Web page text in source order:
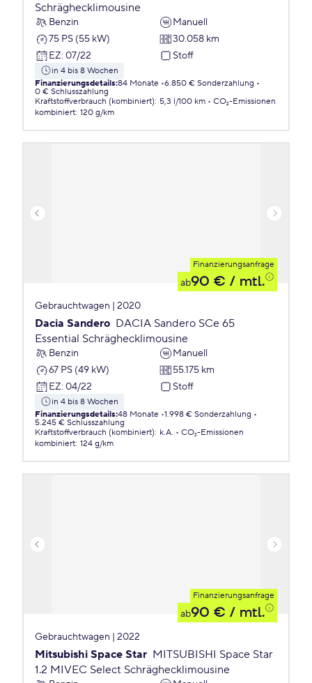
Schräghecklimousine
Benzin
Manuell
75 PS (55 kW)
30.058 km
EZ: 07/22 Stoff
in 4 bis 8 Wochen
Finanzierungsdetails:84 Monate 6.850 € Sonderzahlung
0 € Schlusszahlung
Kraftstoffverbrauch (kombiniert): 5,3 l/100 km
CO₂-Emissionen
kombiniert: 120 g/km
Finanzierungsanfrage
ab90 € / mtl.
Gebrauchtwagen | 2020
Dacia Sandero DACIA Sandero SCe 65
Essential Schräghecklimousine
Benzin
Manuell
67 PS (49 kW)
55.175 km
EZ: 04/22 Stoff
in 4 bis 8 Wochen
Finanzierungsdetails:48 Monate 1.998 € Sonderzahlung
5.245 € Schlusszahlung
Kraftstoffverbrauch (kombiniert): k.A.
CO₂-Emissionen
kombiniert: 124 g/km
Finanzierungsanfrage
ab90 € / mtl.
Gebrauchtwagen | 2022
Mitsubishi Space Star MITSUBISHI Space Star
1.2 MIVEC Select Schräghecklimousine